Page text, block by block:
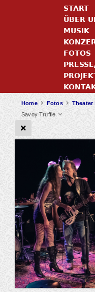
Home Fotos
Theater
Savoy Truffle
START
ÜBER
MUSIK
FOTOS